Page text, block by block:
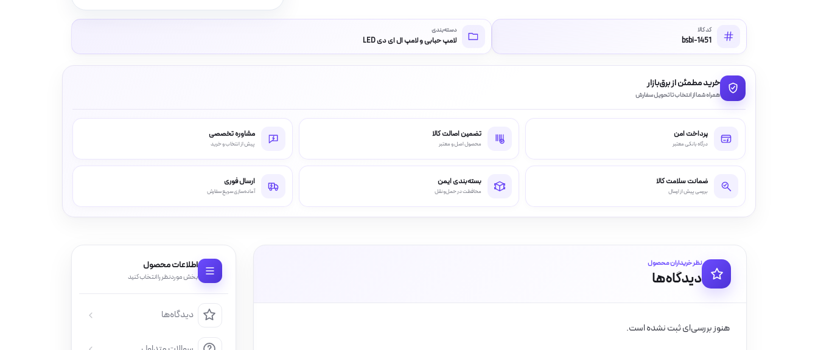
اطلاعات محصول
بخش موردنظر را انتخاب کنید
دیدگاه‌ها
نظر خریداران محصول
دیدگاه‌ها
هنوز بررسی‌ای ثبت نشده است.
کد کالا
bsbi-1451
دسته‌بندی
لامپ حبابی و لامپ ال ای دی LED
خرید مطمئن از برق‌بازار
همراه شما از انتخاب تا تحویل سفارش
پرداخت امن
درگاه بانکی معتبر
تضمین اصالت کالا
محصول اصل و معتبر
مشاوره تخصصی
پیش از انتخاب و خرید
ضمانت سلامت کالا
بررسی پیش از ارسال
بسته‌بندی ایمن
محافظت در حمل‌ونقل
ارسال فوری
آماده‌سازی سریع سفارش